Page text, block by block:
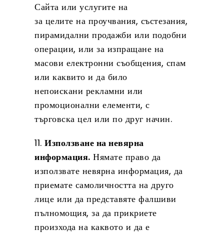
Сайта или услугите на
за целите на проучвания, състезания,
пирамидални продажби или подобни
операции, или за изпращане на
масови електронни съобщения, спам
или каквито и да било
непоискани рекламни или
промоционални елементи, с
търговска цел или по друг начин.
11. Използване на невярна
информация. Нямате право да
използвате невярна информация, да
приемате самоличността на друго
лице или да представяте фалшиви
пълномощия, за да прикриете
произхода на каквото и да е